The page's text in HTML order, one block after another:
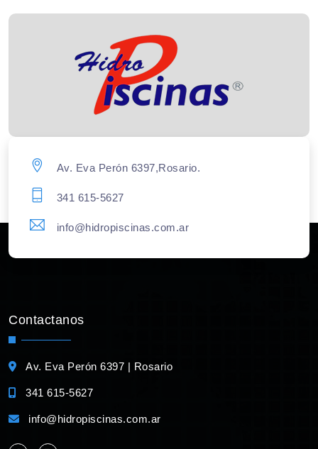
Av. Eva Perón 6397,Rosario.
341 615-5627
info@hidropiscinas.com.ar
Contactanos
Av. Eva Perón 6397 | Rosario
341 615-5627
info@hidropiscinas.com.ar